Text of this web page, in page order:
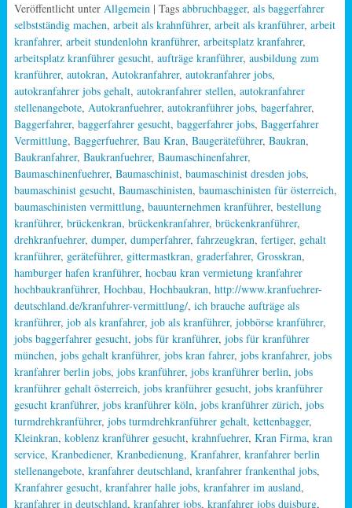
Veröffentlicht unter Allgemein | Tags abbruchbagger, als baggerfahrer
selbstständig machen, arbeit als krahnführer, arbeit als kranführer, arbeit
kranfahrer, arbeit stundenlohn kranführer, arbeitsplatz kranfahrer,
arbeitsplatz kranführer gesucht, aufträge kranführer, ausbildung zum
kranführer, autokran, Autokranfahrer, autokranfahrer jobs,
autokranfahrer jobs gehalt, autokranfahrer stellen, autokranfahrer
stellenangebote, Autokranfuehrer, autokranführer jobs, bagerfahrer,
Baggerfahrer, baggerfahrer gesucht, baggerfahrer jobs, Baggerfahrer
Vermittlung, Baggerfuehrer, Bau Kran, Baugeräteführer, Baukran,
Baukranfahrer, Baukranfuehrer, Baumaschinenfahrer,
Baumaschinenfuehrer, Baumaschinist, baumaschinist dresden jobs,
baumaschinist gesucht, Baumaschinisten, baumaschinisten für österreich,
baumaschinisten vermittlung, bauunternehmen kranführer, bestellung
kranführer, brückenkran, brückenkranfahrer, brückenkranführer,
drehkranfuehrer, dumper, dumperfahrer, fahrzeugkran, fertiger, gehalt
kranführer, geräteführer, gittermastkran, graderfahrer, Grosskran,
hamburger hafen kranführer, hocbau kran vermietung kranfahrer
hochbaukranführer, Hochbau, Hochbaukran, http://www.kranfuehrer-
deutschland.de/kranfuhrer-vermittlung/, ich brauche aufträge als
kranführer, job als kranfahrer, job als kranführer, jobbörse kranführer,
jobs baggerfahrer gesucht, jobs für kranführer, jobs für kranführer
münchen, jobs gehalt kranführer, jobs kran fahrer, jobs kranfahrer, jobs
kranfahrer berlin jobs, jobs kranführer, jobs kranführer berlin, jobs
kranführer gehalt österreich, jobs kranführer gesucht, jobs kranführer
gesucht kranführer, jobs kranführer köln, jobs kranführer zürich, jobs
turmdrehkranführer, jobs turmdrehkranführer gehalt, kettenbagger,
Kleinkran, koblenz kranführer gesucht, krahnfuehrer, Kran Firma, kran
service, Kranbediener, Kranbedienung, Kranfahrer, kranfahrer berlin
stellenangebote, kranfahrer deutschland, kranfahrer frankenthal jobs,
Kranfahrer gesucht, kranfahrer halle jobs, kranfahrer im ausland,
kranfahrer in deutschland, kranfahrer jobs, kranfahrer jobs duisburg,